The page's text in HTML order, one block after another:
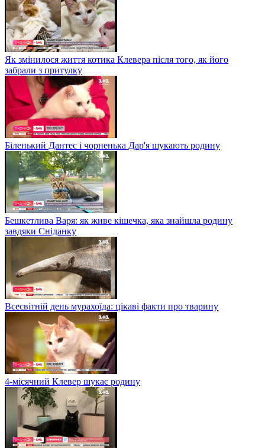
Як змінилося життя котика Клевера після того, як його
забрали з притулку
Біленький Дантес і чорненька Дар'я шукають родину
Бешкетлива Варя: як живе кішечка, яка знайшла родину
завдяки Сніданку
Всесвітній день мурахоїда: цікаві факти про тварину
4-місячний Клевер шукає родину